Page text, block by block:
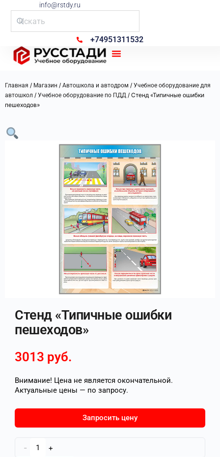
info@rstdy.ru
+74951311532
Главная / Магазин / Автошкола и автодром / Учебное оборудование для
автошкол / Учебное оборудование по ПДД / Стенд «Типичные ошибки
пешеходов»
Стенд «Типичные ошибки
пешеходов»
3013 руб.
Внимание! Цена не является окончательной.
Актуальные цены — по запросу.
Запросить цену
- +